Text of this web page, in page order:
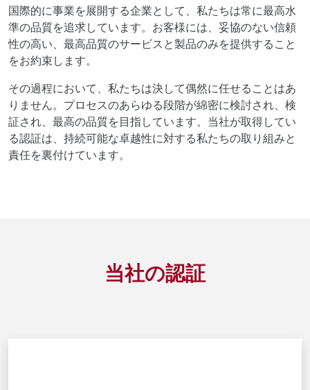
国際的に事業を展開する企業として、私たちは常に最高水
準の品質を追求しています。お客様には、妥協のない信頼
性の高い、最高品質のサービスと製品のみを提供すること
をお約束します。
その過程において、私たちは決して偶然に任せることはあ
りません。プロセスのあらゆる段階が綿密に検討され、検
証され、最高の品質を目指しています。当社が取得してい
る認証は、持続可能な卓越性に対する私たちの取り組みと
責任を裏付けています。
当社の認証